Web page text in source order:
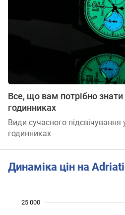
Все, що вам потрібно знати
годинниках
Види сучасного
годинниках
Динаміка цін на
25 000